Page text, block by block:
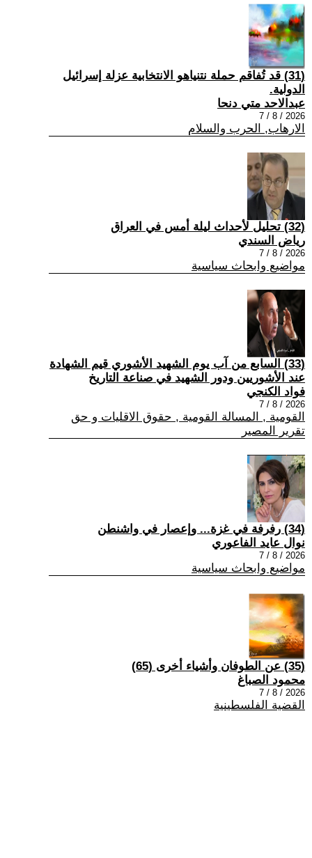
(31) قد تُفاقم حملة نتنياهو الانتخابية عزلة إسرائيل
الدولية.
عبدالاحد متي دنحا
2026 / 8 / 7
الارهاب, الحرب والسلام
(32) تحليل لأحداث ليلة أمس في العراق
رياض السندي
2026 / 8 / 7
مواضيع وابحاث سياسية
(33) السابع من آب يوم الشهيد الأشوري قيم الشهادة
عند الأشوريين ودور الشهيد في صناعة التاريخ
فواد الكنجي
2026 / 8 / 7
القومية , المسالة القومية , حقوق الاقليات و حق
تقرير المصير
(34) رفرفة في غزة... وإعصار في واشنطن
نوال عايد الفاعوري
2026 / 8 / 7
مواضيع وابحاث سياسية
(35) عن الطوفان وأشياء أخرى (65)
محمود الصباغ
2026 / 8 / 7
القضية الفلسطينية